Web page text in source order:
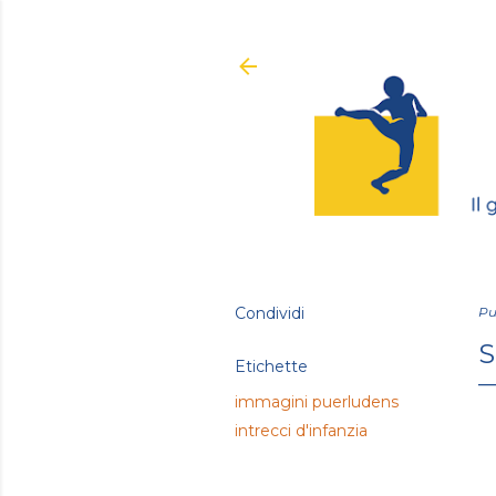
Condividi
Etichette
immagini puerludens
intrecci d'infanzia